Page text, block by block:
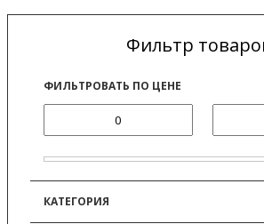
Фильтр
ФИЛЬТРОВАТЬ ПО ЦЕНЕ
КАТЕГОРИЯ